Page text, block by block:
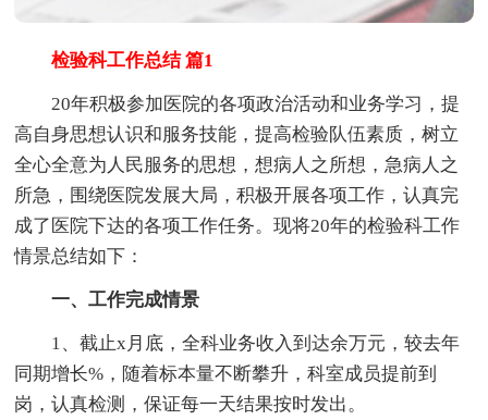
检验科工作总结 篇1
20年积极参加医院的各项政治活动和业务学习，提
高自身思想认识和服务技能，提高检验队伍素质，树立
全心全意为人民服务的思想，想病人之所想，急病人之
所急，围绕医院发展大局，积极开展各项工作，认真完
成了医院下达的各项工作任务。现将20年的检验科工作
情景总结如下：
一、工作完成情景
1、截止x月底，全科业务收入到达余万元，较去年
同期增长%，随着标本量不断攀升，科室成员提前到
岗，认真检测，保证每一天结果按时发出。